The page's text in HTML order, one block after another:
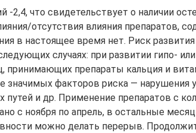
-2,4, что свидетельствует о наличии
отсутствия влияния препаратов,
в настоящее время нет. Риск
случаях: при развитии гипо-
принимающих препараты кальция и
значимых факторов риска — нарушения
и др. Применение препаратов с
с ноября по апрель, в остальные
можно делать перерыв.